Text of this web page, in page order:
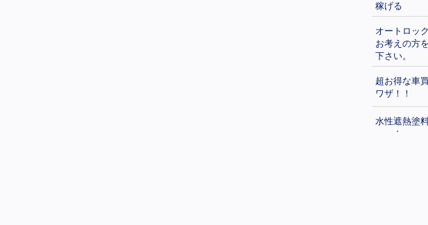
稼げる
オートロッ
お考えの方
下さい。
超お得な車
ワザ！！
水性遮熱塗
ォーム